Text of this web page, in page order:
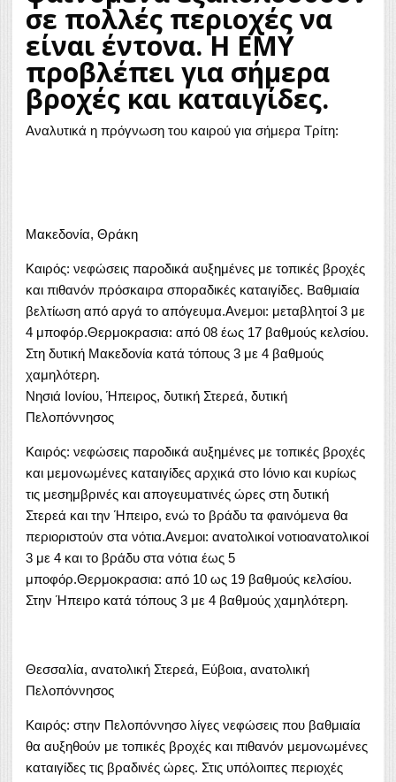
σε πολλές περιοχές να
είναι έντονα. Η ΕΜΥ
προβλέπει για σήμερα
βροχές και καταιγίδες.
Αναλυτικά η πρόγνωση του καιρού για σήμερα Τρίτη:
Μακεδονία, Θράκη
Καιρός: νεφώσεις παροδικά αυξημένες με τοπικές βροχές
και πιθανόν πρόσκαιρα σποραδικές καταιγίδες. Βαθμιαία
βελτίωση από αργά το απόγευμα.Ανεμοι: μεταβλητοί 3 με
4 μποφόρ.Θερμοκρασια: από 08 έως 17 βαθμούς κελσίου.
Στη δυτική Μακεδονία κατά τόπους 3 με 4 βαθμούς
χαμηλότερη.
Νησιά Ιονίου, Ήπειρος, δυτική Στερεά, δυτική
Πελοπόννησος
Καιρός: νεφώσεις παροδικά αυξημένες με τοπικές βροχές
και μεμονωμένες καταιγίδες αρχικά στο Ιόνιο και κυρίως
τις μεσημβρινές και απογευματινές ώρες στη δυτική
Στερεά και την Ήπειρο, ενώ το βράδυ τα φαινόμενα θα
περιοριστούν στα νότια.Ανεμοι: ανατολικοί νοτιοανατολικοί
3 με 4 και το βράδυ στα νότια έως 5
μποφόρ.Θερμοκρασια: από 10 ως 19 βαθμούς κελσίου.
Στην Ήπειρο κατά τόπους 3 με 4 βαθμούς χαμηλότερη.
Θεσσαλία, ανατολική Στερεά, Εύβοια, ανατολική
Πελοπόννησος
Καιρός: στην Πελοπόννησο λίγες νεφώσεις που βαθμιαία
θα αυξηθούν με τοπικές βροχές και πιθανόν μεμονωμένες
καταιγίδες τις βραδινές ώρες. Στις υπόλοιπες περιοχές